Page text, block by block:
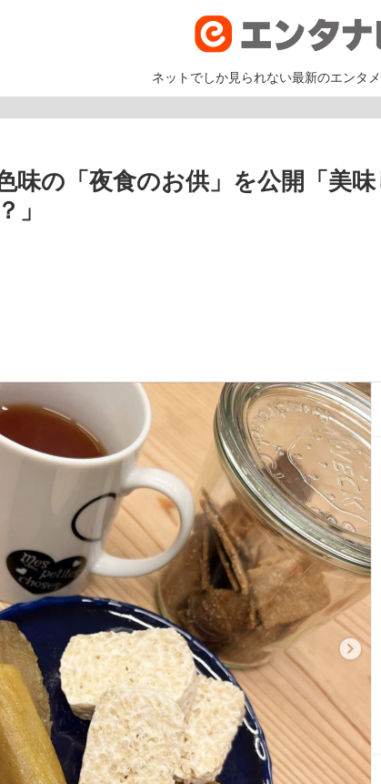
ネットでしか見られない最新のエンタメ
味の「夜食のお供」を公開「美味
」